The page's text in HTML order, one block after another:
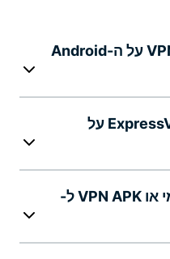
האם יש צורך באפליקציית VPN על ה-Android
האם אוכל להשתמש ב-ExpressVPN על
האם אוכל להוריד VPN חינמי או VPN APK ל-